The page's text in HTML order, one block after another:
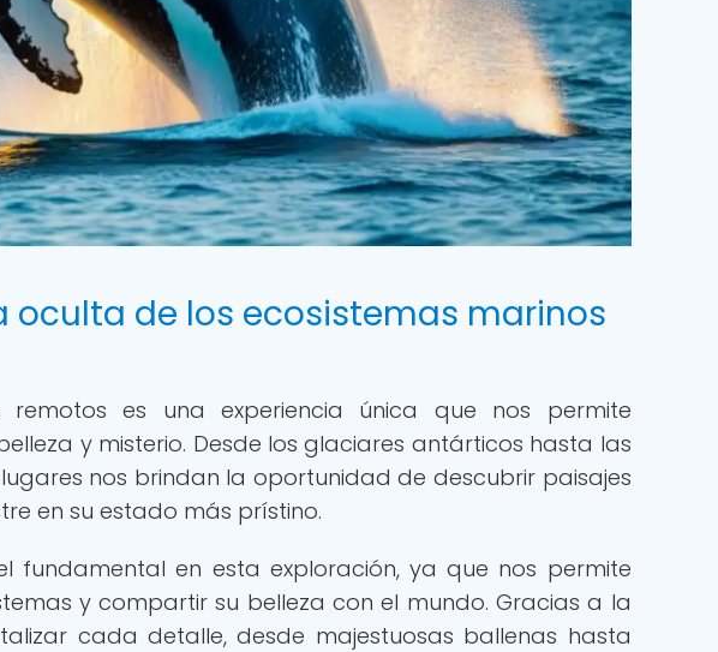
oculta de los ecosistemas marinos
remotos es una experiencia única que nos permite
y misterio. Desde los glaciares antárticos hasta las
nos brindan la oportunidad de descubrir paisajes
en su estado más prístino.
fundamental en esta exploración, ya que nos permite
y compartir su belleza con el mundo. Gracias a la
cada detalle, desde majestuosas ballenas hasta